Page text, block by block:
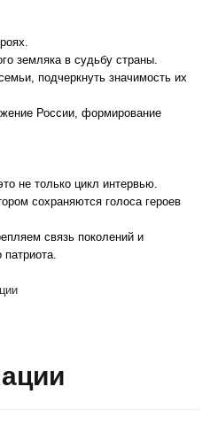
земляка в судьбу страны.
подчеркнуть значимость их
России, формирование
не только цикл интервью.
сохраняются голоса героев
связь поколений и